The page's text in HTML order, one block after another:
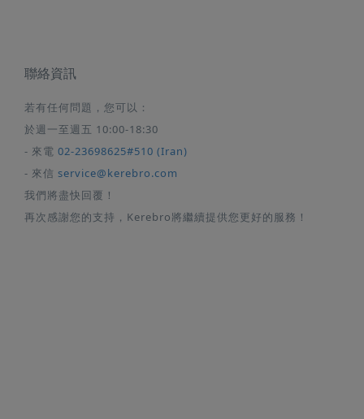
聯絡資訊
若有任何問題，您可以：
於週一至週五 10:00-18:30
- 來電 02-23698625#510 (Iran)
- 來信 service@kerebro.com
我們將盡快回覆！
再次感謝您的支持，Kerebro將繼續提供您更好的服務！